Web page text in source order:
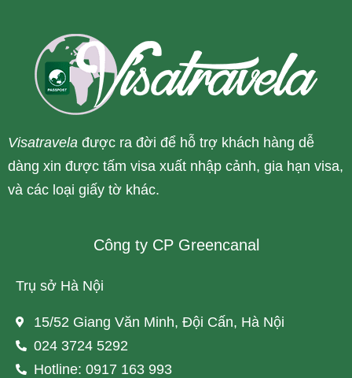
Visatravela được ra đời để hỗ trợ khách hàng dễ
dàng xin được tấm visa xuất nhập cảnh, gia hạn visa,
và các loại giấy tờ khác.
Công ty CP Greencanal
Trụ sở Hà Nội
15/52 Giang Văn Minh, Đội Cấn, Hà Nội
024 3724 5292
Hotline: 0917 163 993